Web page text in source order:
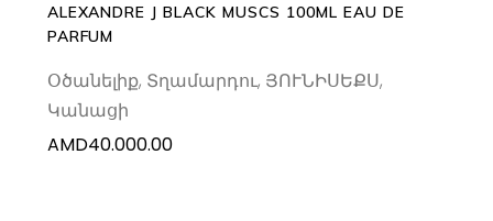
ALEXANDRE J BLACK MUSCS 100ML EAU DE
PARFUM
Օծանելիք, Տղամարդու, ՅՈՒՆԻՍԵՔՍ,
Կանացի
AMD40.000.00